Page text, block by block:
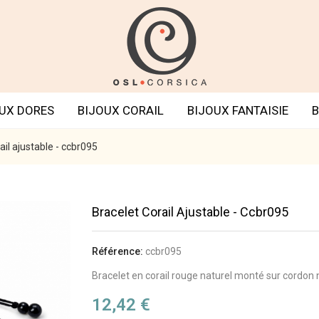
DORES BIJOUX CORAIL BIJOUX FANTAISIE
ajustable - ccbr095
Bracelet Corail Ajustable - Ccbr095
Référence: ccbr095
Bracelet en corail rouge naturel monté sur
12,42 €